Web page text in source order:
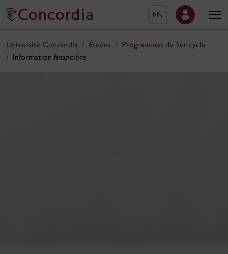
EN
Université Concordia Études
Programmes de 1er cycle
Information financière